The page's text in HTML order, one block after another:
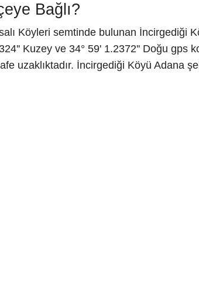
Bağlı?
Köyleri semtinde bulunan İncirgediği
Kuzey ve 34° 59' 1.2372'' Doğu gps
uzaklıktadır. İncirgediği Köyü Adana